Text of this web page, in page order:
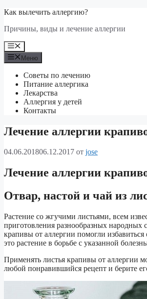
Перейти
содержимому
Как вылечить аллергию?
Причины, виды и лечение аллергии
Меню
Меню
Советы по лечению
Питание аллергика
Лекарства
Аллергия у детей
Контакты
Лечение аллергии
04.06.201806.12.2017 от jose
Лечение аллергии
Отвар, настой и чай из
Растение со жгучими листьями, всем
приготовления разнообразных народных
крапивы от аллергии помогли
это растение в борьбе с указанной
Применять листья крапивы от аллергии
любой понравившийся рецепт и берите